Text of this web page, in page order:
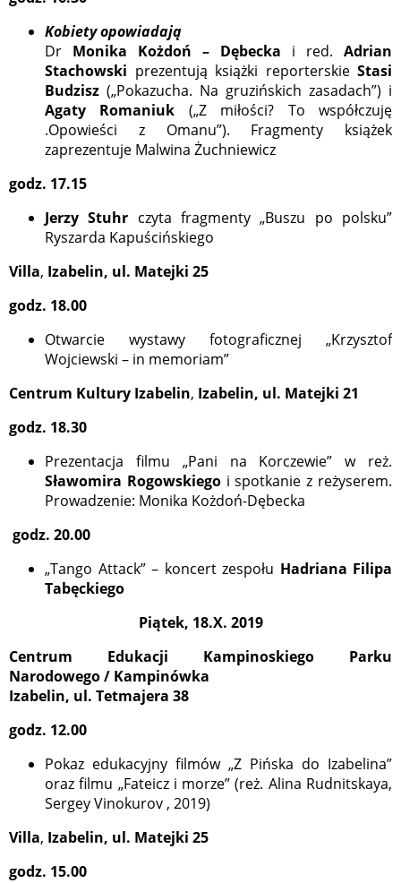
Kobiety opowiadają
Dr Monika Kożdoń – Dębecka i red. Adrian
Stachowski prezentują książki reporterskie Stasi
Budzisz („Pokazucha. Na gruzińskich zasadach”) i
Agaty Romaniuk („Z miłości? To współczuję
.Opowieści z Omanu”). Fragmenty książek
zaprezentuje Malwina Żuchniewicz
godz. 17.15
Jerzy Stuhr czyta fragmenty „Buszu po polsku”
Ryszarda Kapuścińskiego
Villa, Izabelin, ul. Matejki 25
godz. 18.00
Otwarcie wystawy fotograficznej „Krzysztof
Wojciewski – in memoriam”
Centrum Kultury Izabelin, Izabelin, ul. Matejki 21
godz. 18.30
Prezentacja filmu „Pani na Korczewie” w reż.
Sławomira Rogowskiegoi spotkanie z reżyserem.
Prowadzenie: Monika Kożdoń-Dębecka
godz. 20.00
„Tango Attack” – koncert zespołu Hadriana Filipa
Tabęckiego
Piątek, 18.X. 2019
Centrum Edukacji Kampinoskiego Parku
Narodowego / Kampinówka
Izabelin, ul. Tetmajera 38
godz. 12.00
Pokaz edukacyjny filmów „Z Pińska do Izabelina”
oraz filmu „Fateicz i morze” (reż. Alina Rudnitskaya,
Sergey Vinokurov , 2019)
Villa, Izabelin, ul. Matejki 25
godz. 15.00